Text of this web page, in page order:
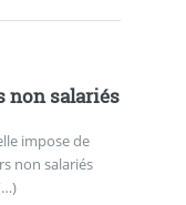
non salariés
impose de
non salariés